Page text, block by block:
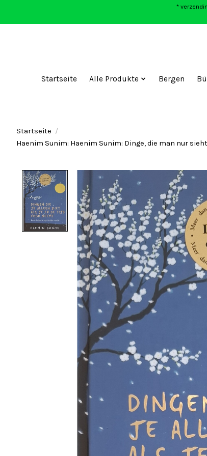
*
Startseite Alle Produkte Bergen
Startseite /
Haenim Sunim: Haenim Sunim: Dinge, die man nur
Product image slideshow Items